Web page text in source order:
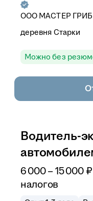
ООО МАСТЕР ГРИБ
деревня Старки
Можно без
Водитель-
6 000–15 000 ₽
налогов